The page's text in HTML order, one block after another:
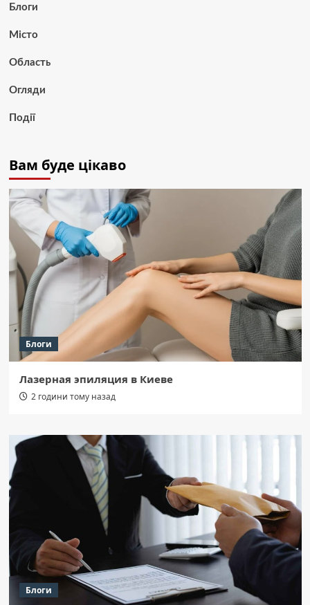
Блоги
Місто
Область
Огляди
Події
Вам буде цікаво
Блоги
Лазерная эпиляция в Киеве
2 години тому назад
Блоги